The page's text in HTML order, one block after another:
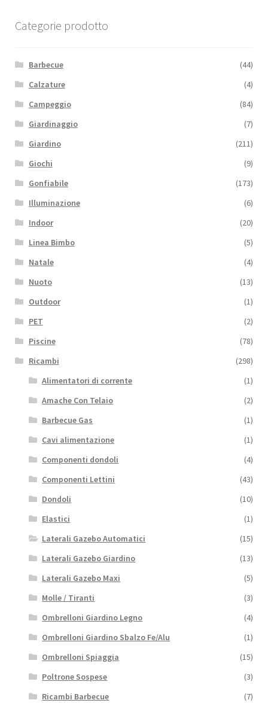
Categorie prodotto
Barbecue
(44)
Calzature
(4)
Campeggio
(84)
Giardinaggio
(7)
Giardino
(211)
Giochi
(9)
Gonfiabile
(173)
Illuminazione
(6)
Indoor
(20)
Linea Bimbo
(5)
Natale
(4)
Nuoto
(13)
Outdoor
(1)
PET
(2)
Piscine
(78)
Ricambi
(298)
Alimentatori di corrente
(1)
Amache Con Telaio
(2)
Barbecue Gas
(1)
Cavi alimentazione
(1)
Componenti dondoli
(4)
Componenti Lettini
(43)
Dondoli
(10)
Elastici
(1)
Laterali Gazebo Automatici
(15)
Laterali Gazebo Giardino
(13)
Laterali Gazebo Maxi
(5)
Molle / Tiranti
(3)
Ombrelloni Giardino Legno
(4)
Ombrelloni Giardino Sbalzo Fe/Alu
(1)
Ombrelloni Spiaggia
(15)
Poltrone Sospese
(3)
Ricambi Barbecue
(7)